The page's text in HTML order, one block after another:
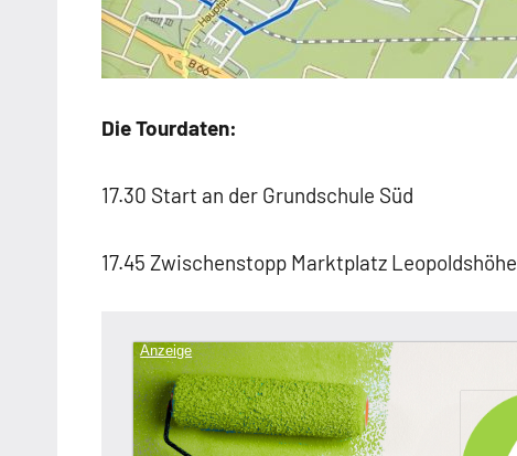
Die Tourdaten:
17.30 Start an der Grundschule Süd
17.45 Zwischenstopp Marktplatz Leopoldshöhe
Anzeige